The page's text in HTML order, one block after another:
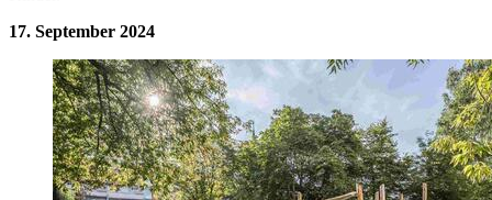
17. September 2024